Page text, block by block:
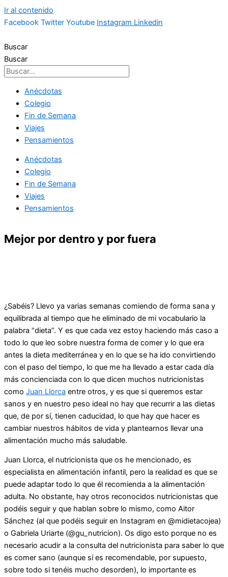
Ir al contenido
Facebook Twitter Youtube Instagram Linkedin
Buscar
Buscar
Anécdotas
Colegio
Fin de Semana
Viajes
Pensamientos
Anécdotas
Colegio
Fin de Semana
Viajes
Pensamientos
Mejor por dentro y por fuera
¿Sabéis? Llevo ya varias semanas comiendo de forma sana y
equilibrada al tiempo que he eliminado de mi vocabulario la
palabra “dieta”. Y es que cada vez estoy haciendo más caso a
todo lo que leo sobre nuestra forma de comer y lo que era
antes la dieta mediterránea y en lo que se ha ido convirtiendo
con el paso del tiempo, lo que me ha llevado a estar cada día
más concienciada con lo que dicen muchos nutricionistas
como Juan Llorca entre otros, y es que si queremos estar
sanos y en nuestro peso ideal no hay que recurrir a las dietas
que, de por sí, tienen caducidad, lo que hay que hacer es
cambiar nuestros hábitos de vida y plantearnos llevar una
alimentación mucho más saludable.
Juan Llorca, el nutricionista que os he mencionado, es
especialista en alimentación infantil, pero la realidad es que se
puede adaptar todo lo que él recomienda a la alimentación
adulta. No obstante, hay otros reconocidos nutricionistas que
podéis seguir y que hablan sobre lo mismo, como Aitor
Sánchez (al que podéis seguir en Instagram en @midietacojea)
o Gabriela Uriarte (@gu_nutricion). Os digo esto porque no es
necesario acudir a la consulta del nutricionista para saber lo que
es comer sano (aunque sí es recomendable, por supuesto,
sobre todo si tenéis mucho desorden), lo importante es